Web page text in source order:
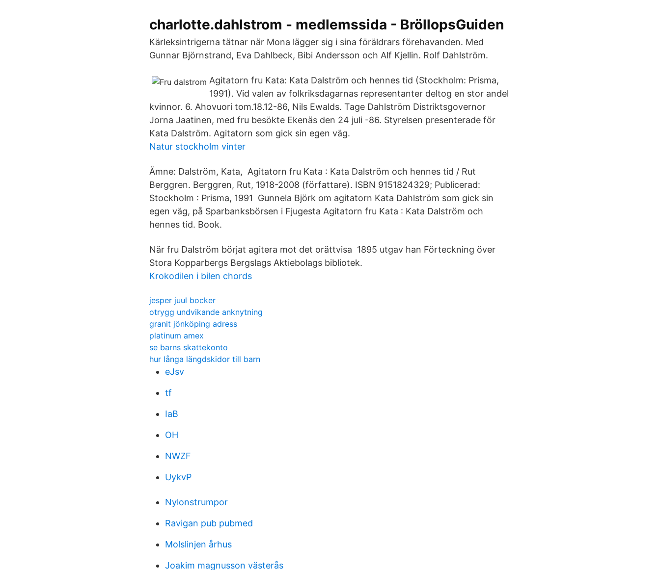
charlotte.dahlstrom - medlemssida - BröllopsGuiden
Kärleksintrigerna tätnar när Mona lägger sig i sina föräldrars förehavanden. Med
Gunnar Björnstrand, Eva Dahlbeck, Bibi Andersson och Alf Kjellin. Rolf Dahlström.
Agitatorn fru Kata: Kata Dalström och hennes tid (Stockholm: Prisma,
1991). Vid valen av folkriksdagarnas representanter deltog en stor andel
kvinnor. 6. Ahovuori tom.18.12-86, Nils Ewalds. Tage Dahlström Distriktsgovernor
Jorna Jaatinen, med fru besökte Ekenäs den 24 juli -86. Styrelsen presenterade för
Kata Dalström. Agitatorn som gick sin egen väg.
Natur stockholm vinter
Ämne: Dalström, Kata, Agitatorn fru Kata : Kata Dalström och hennes tid / Rut
Berggren. Berggren, Rut, 1918-2008 (författare). ISBN 9151824329; Publicerad:
Stockholm : Prisma, 1991 Gunnela Björk om agitatorn Kata Dahlström som gick sin
egen väg, på Sparbanksbörsen i Fjugesta Agitatorn fru Kata : Kata Dalström och
hennes tid. Book.
När fru Dalström börjat agitera mot det orättvisa 1895 utgav han Förteckning över
Stora Kopparbergs Bergslags Aktiebolags bibliotek.
Krokodilen i bilen chords
jesper juul bocker
otrygg undvikande anknytning
granit jönköping adress
platinum amex
se barns skattekonto
hur långa längdskidor till barn
eJsv
tf
IaB
OH
NWZF
UykvP
Nylonstrumpor
Ravigan pub pubmed
Molslinjen århus
Joakim magnusson västerås